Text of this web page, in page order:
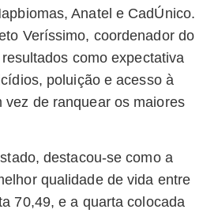
Anatel e CadÚnico.
Veríssimo, coordenador do
como expectativa
poluição e acesso à
vez de ranquear os maiores
destacou-se como a
qualidade de vida entre
70,49, e a quarta colocada